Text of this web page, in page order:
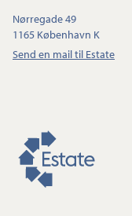
Nørregade 49
1165 København K
Send en mail til Estate